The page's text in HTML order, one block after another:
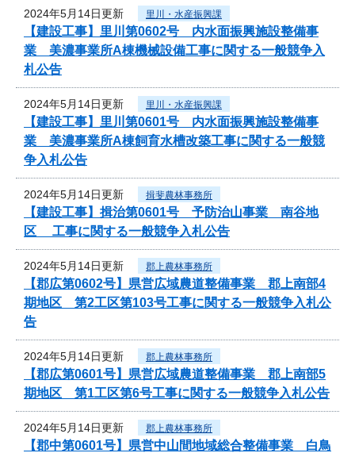
2024年5月14日更新 里川・水産振興課
【建設工事】里川第0602号 内水面振興施設整備事
業 美濃事業所A棟機械設備工事に関する一般競争入
札公告
2024年5月14日更新 里川・水産振興課
【建設工事】里川第0601号 内水面振興施設整備事
業 美濃事業所A棟飼育水槽改築工事に関する一般競
争入札公告
2024年5月14日更新 揖斐農林事務所
【建設工事】揖治第0601号 予防治山事業 南谷地
区 工事に関する一般競争入札公告
2024年5月14日更新 郡上農林事務所
【郡広第0602号】県営広域農道整備事業 郡上南部4
期地区 第2工区第103号工事に関する一般競争入札公
告
2024年5月14日更新 郡上農林事務所
【郡広第0601号】県営広域農道整備事業 郡上南部5
期地区 第1工区第6号工事に関する一般競争入札公告
2024年5月14日更新 郡上農林事務所
【郡中第0601号】県営中山間地域総合整備事業 白鳥